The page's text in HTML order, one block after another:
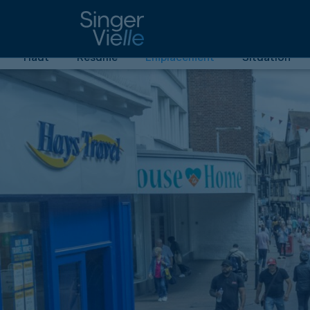
Investissement commercial à haut rendement
26-28, rue Tavern| Ipswich
Haut Résumé Emplacement Situation